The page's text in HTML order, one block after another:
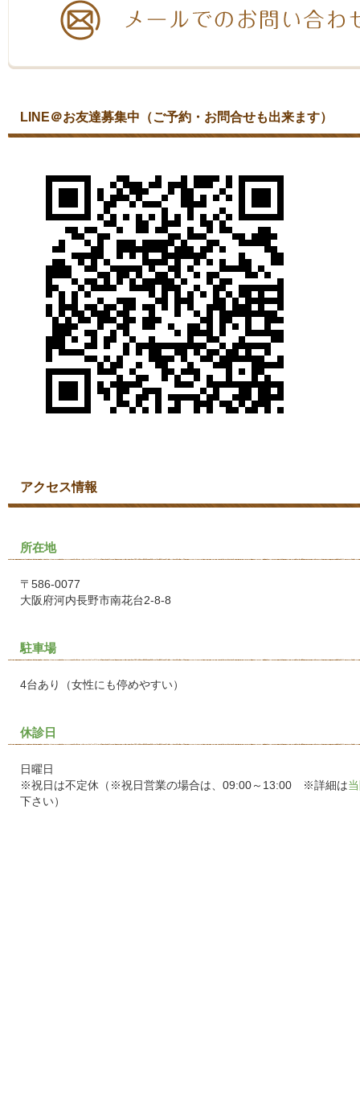
LINE＠お友達募集中（ご予約・お問合せも出来ます）
アクセス情報
所在地
〒586-0077
大阪府河内長野市南花台2-8-8
駐車場
4台あり（女性にも停めやすい）
休診日
日曜日
※祝日は不定休（※祝日営業の場合は、09:00～13:00 ※詳細は
下さい）